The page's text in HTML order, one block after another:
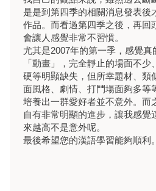
是是到第四季的相關消息發表後
作品。而看過第四季之後，再回
會讓人感覺非常不習慣。
尤其是2007年的第一季，感覺真
「動畫」，完全靜止的場面不
硬等明顯缺失，但所幸題材、類
面風格、劇情、打鬥場面夠多等
培養出一群愛好者並不意外。而
自有非常明顯的進步，讓我感覺
來越高不是意外呢。
最後希望您的漢語學習能夠順利。